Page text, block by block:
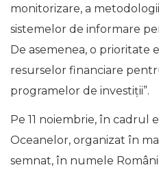
monitorizare, a
sistemelor de informare
De asemenea, o prioritate
resurselor financiare
programelor de investiții”.
Pe 11 noiembrie, în cadrul
Oceanelor, organizat în
semnat, în numele